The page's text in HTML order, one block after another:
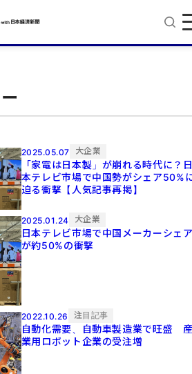
2025.05.07 大企業
「家電は日本製」が崩れる時代に？
本テレビ市場で中国勢がシェア50%
迫る衝撃【人気記事再掲】
2025.01.24 大企業
日本テレビ市場で中国メーカーシェ
が約50%の衝撃
2022.10.26 注目記事
自動化需要、自動車製造業で旺盛
業用ロボット企業の受注増